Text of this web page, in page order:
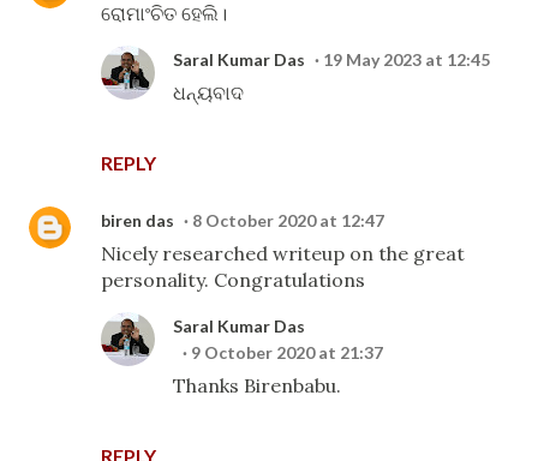
ରୋମାଂଚିତ ହେଲି।
REPLY
Saral Kumar Das 19 May 2023 at 12:45
ଧନ୍ୟବାଦ
biren das 8 October 2020 at 12:47
Nicely researched writeup on the great
personality. Congratulations
REPLY
Saral Kumar Das
9 October 2020 at 21:37
Thanks Birenbabu.